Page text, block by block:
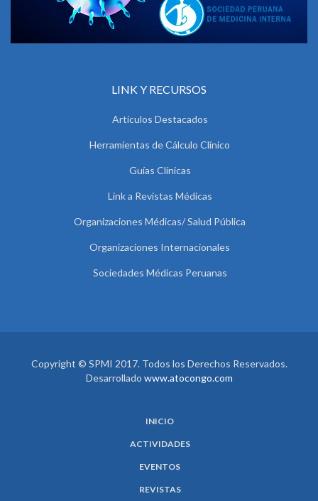
LINK Y RECURSOS
Artículos Destacados
Herramientas de Cálculo Clínico
Guías Clínicas
Link a Revistas Médicas
Organizaciones Médicas/ Salud Pública
Organizaciones Internacionales
Sociedades Médicas Peruanas
Copyright © SPMI 2017. Todos los Derechos Reservados.
Desarrollado www.atocongo.com
INICIO
ACTIVIDADES
EVENTOS
REVISTAS